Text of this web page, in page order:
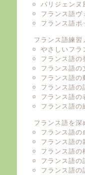
パリジェンヌ
フランス語ヴ
フランス語ポ
フランス語練習
やさしいフラ
フランス語の
フランス語の
フランス語の
フランス語の
フランス語の
フランス語の
フランス語を深
フランス語の
フランス語の
フランス語の
フランス語の
フランス語の